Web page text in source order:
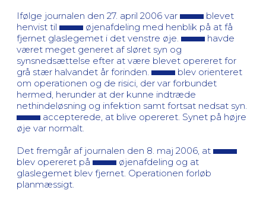
Ifølge journalen den 27. april 2006 var
blevet
henvist til
øjenafdeling med henblik på at få
fjernet glaslegemet i det venstre øje.
havde
været meget generet af sløret syn og
synsnedsættelse efter at være blevet opereret for
grå stær halvandet år forinden.
blev orienteret
om operationen og de risici, der var forbundet
hermed, herunder at der kunne indtræde
nethindeløsning og infektion samt fortsat nedsat syn.
accepterede, at blive opereret. Synet på højre
øje var normalt.
Det fremgår af journalen den 8. maj 2006, at
blev opereret på
øjenafdeling og at
glaslegemet blev fjernet. Operationen forløb
planmæssigt.